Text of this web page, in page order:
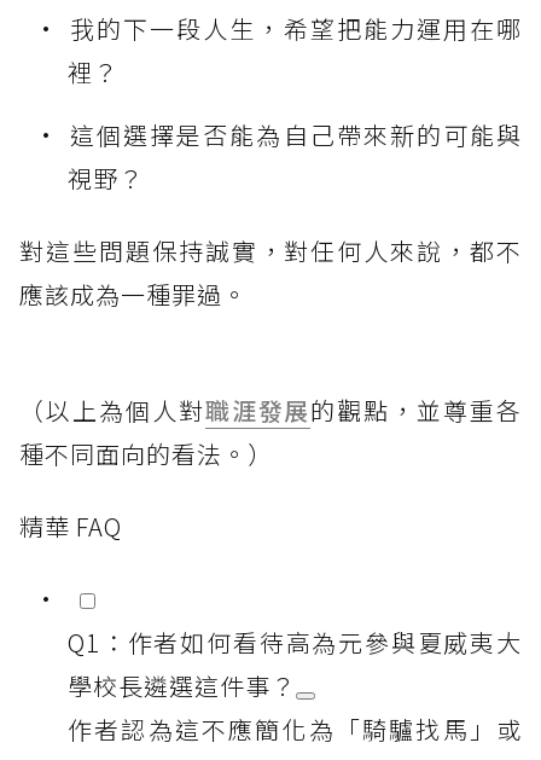
我的下一段人生，希望把能力運用在哪
裡？
這個選擇是否能為自己帶來新的可能與
視野？
對這些問題保持誠實，對任何人來說，都不
應該成為一種罪過。
（以上為個人對職涯發展的觀點，並尊重各
種不同面向的看法。）
精華 FAQ
Q1：作者如何看待高為元參與夏威夷大
學校長遴選這件事？
作者認為這不應簡化為「騎驢找馬」或